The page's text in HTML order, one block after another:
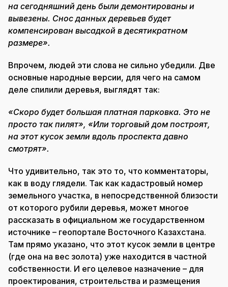
на сегодняшний день были демонтированы и
вывезены. Снос данных деревьев будет
компенсирован высадкой в десятикратном
размере».
Впрочем, людей эти слова не сильно убедили. Две
основные народные версии, для чего на самом
деле спилили деревья, выглядят так:
«Скоро будет большая платная парковка. Это не
просто так пилят», «Или торговый дом построят,
на этот кусок земли вдоль проспекта давно
смотрят».
Что удивительно, так это то, что комментаторы,
как в воду глядели. Так как кадастровый номер
земельного участка, в непосредственной близости
от которого рубили деревья, может многое
рассказать в официальном же государственном
источнике – геопортале Восточного Казахстана.
Там прямо указано, что этот кусок земли в центре
(где она на вес золота) уже находится в частной
собственности. И его целевое назначение – для
проектирования, строительства и размещения